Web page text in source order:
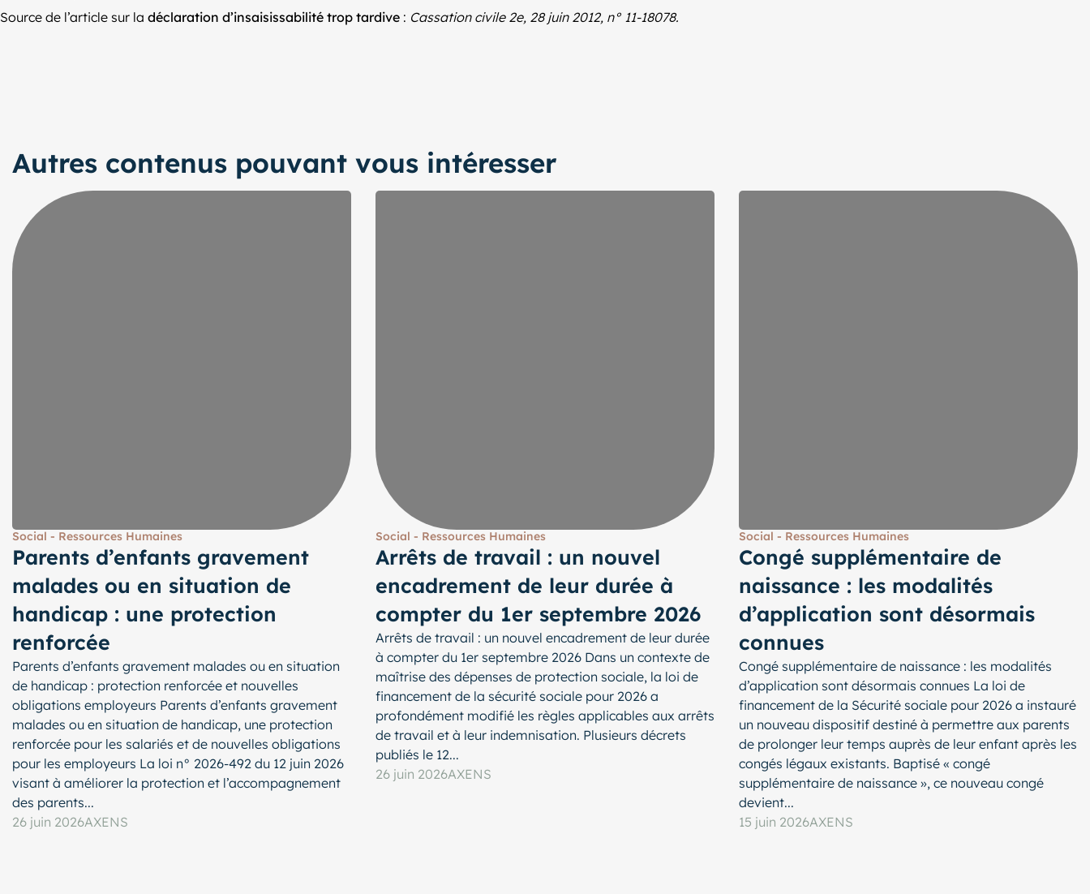
Source de l’article sur la déclaration d’insaisissabilité trop tardive : Cassation civile 2e, 28 juin 2012, n° 11-18078.
Autres contenus pouvant vous intéresser
Social - Ressources Humaines
Parents d’enfants gravement
malades ou en situation de
handicap : une protection
renforcée
Parents d’enfants gravement malades ou en situation
de handicap : protection renforcée et nouvelles
obligations employeurs Parents d’enfants gravement
malades ou en situation de handicap, une protection
renforcée pour les salariés et de nouvelles obligations
pour les employeurs La loi n° 2026-492 du 12 juin 2026
visant à améliorer la protection et l’accompagnement
des parents...
26 juin 2026AXENS
Social - Ressources Humaines
Arrêts de travail : un nouvel
encadrement de leur durée à
compter du 1er septembre 2026
Arrêts de travail : un nouvel encadrement de leur durée
à compter du 1er septembre 2026 Dans un contexte de
maîtrise des dépenses de protection sociale, la loi de
financement de la sécurité sociale pour 2026 a
profondément modifié les règles applicables aux arrêts
de travail et à leur indemnisation. Plusieurs décrets
publiés le 12...
26 juin 2026AXENS
Social - Ressources Humaines
Congé supplémentaire de
naissance : les modalités
d’application sont désormais
connues
Congé supplémentaire de naissance : les modalités
d’application sont désormais connues La loi de
financement de la Sécurité sociale pour 2026 a instauré
un nouveau dispositif destiné à permettre aux parents
de prolonger leur temps auprès de leur enfant après les
congés légaux existants. Baptisé « congé
supplémentaire de naissance », ce nouveau congé
devient...
15 juin 2026AXENS